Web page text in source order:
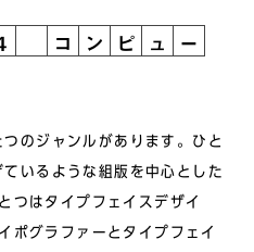
コ ン ピ ュ
ー
いるような組版を中心とした
つはタイプフェイスデザイ
ポグラファーとタイプフェイ